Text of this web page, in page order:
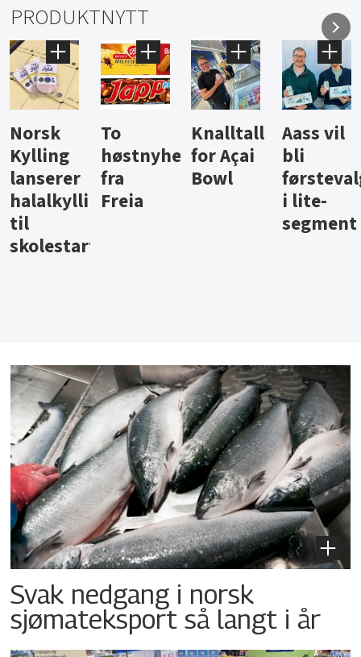
PRODUKTNYTT
Knalltall
for Açai
Bowl
Aass vil
bli
førstevalg
i lite-
Brus og
jus fra
Berentsen
Hard
iste fra
Hansa
Svak nedgang i norsk
sjømateksport så langt i år